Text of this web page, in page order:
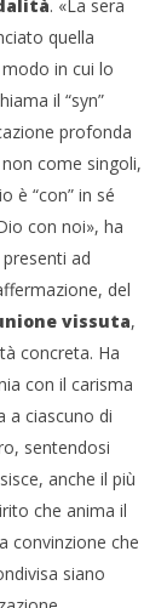
. «La sera
quella
in cui lo
il “syn”
profonda
non come singoli,
è “con” in sé
con noi», ha
ad
del
vissuta,
concreta. Ha
con il carisma
a ciascuno di
sentendosi
anche il più
che anima il
convinzione che
siano